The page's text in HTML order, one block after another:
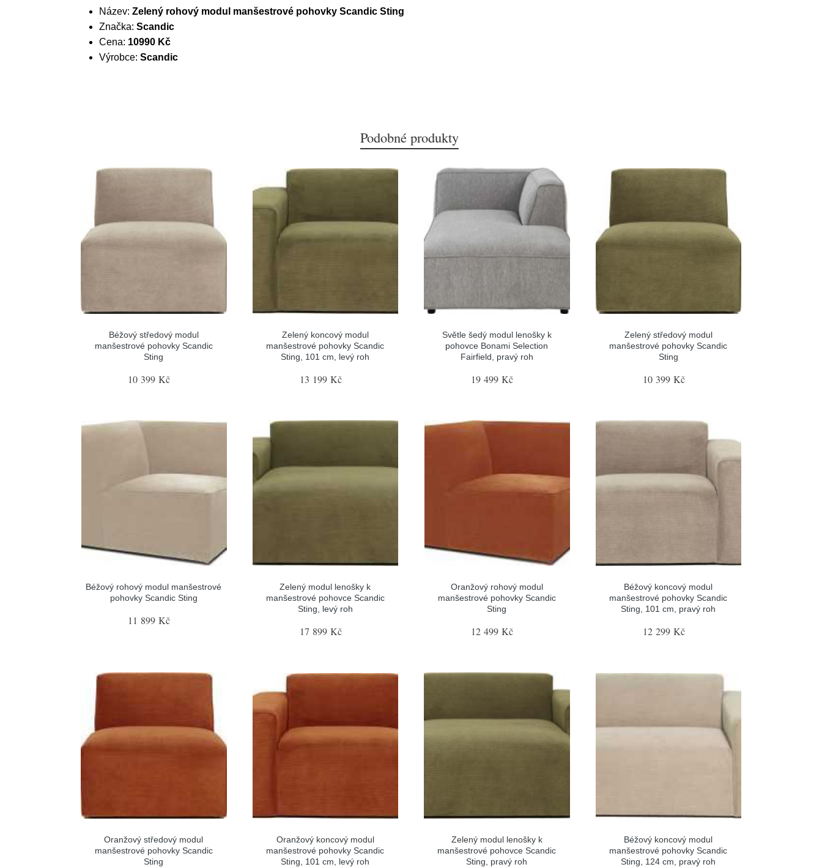
Název: Zelený rohový modul manšestrové pohovky Scandic Sting
Značka: Scandic
Cena: 10990 Kč
Výrobce: Scandic
Podobné produkty
Béžový středový modul
manšestrové pohovky Scandic
Sting
10 399 Kč
Zelený koncový modul
manšestrové pohovky Scandic
Sting, 101 cm, levý roh
13 199 Kč
Světle šedý modul lenošky k
pohovce Bonami Selection
Fairfield, pravý roh
19 499 Kč
Zelený středový modul
manšestrové pohovky Scandic
Sting
10 399 Kč
Béžový rohový modul manšestrové
pohovky Scandic Sting
11 899 Kč
Zelený modul lenošky k
manšestrové pohovce Scandic
Sting, levý roh
17 899 Kč
Oranžový rohový modul
manšestrové pohovky Scandic
Sting
12 499 Kč
Béžový koncový modul
manšestrové pohovky Scandic
Sting, 101 cm, pravý roh
12 299 Kč
Oranžový středový modul
manšestrové pohovky Scandic
Sting
Oranžový koncový modul
manšestrové pohovky Scandic
Sting, 101 cm, levý roh
Zelený modul lenošky k
manšestrové pohovce Scandic
Sting, pravý roh
Béžový koncový modul
manšestrové pohovky Scandic
Sting, 124 cm, pravý roh